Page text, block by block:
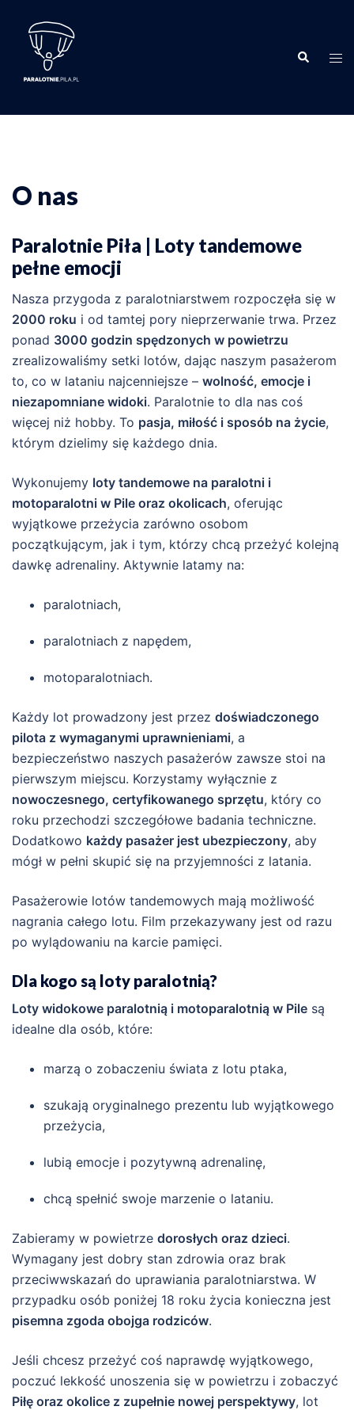
O nas
Paralotnie Piła | Loty tandemowe
pełne emocji
Nasza przygoda z paralotniarstwem rozpoczęła się w
2000 roku i od tamtej pory nieprzerwanie trwa. Przez
ponad 3000 godzin spędzonych w powietrzu
zrealizowaliśmy setki lotów, dając naszym pasażerom
to, co w lataniu najcenniejsze – wolność, emocje i
niezapomniane widoki. Paralotnie to dla nas coś
więcej niż hobby. To pasja, miłość i sposób na życie,
którym dzielimy się każdego dnia.
Wykonujemy loty tandemowe na paralotni i
motoparalotni w Pile oraz okolicach, oferując
wyjątkowe przeżycia zarówno osobom
początkującym, jak i tym, którzy chcą przeżyć kolejną
dawkę adrenaliny. Aktywnie latamy na:
paralotniach,
paralotniach z napędem,
motoparalotniach.
Każdy lot prowadzony jest przez doświadczonego
pilota z wymaganymi uprawnieniami, a
bezpieczeństwo naszych pasażerów zawsze stoi na
pierwszym miejscu. Korzystamy wyłącznie z
nowoczesnego, certyfikowanego sprzętu, który co
roku przechodzi szczegółowe badania techniczne.
Dodatkowo każdy pasażer jest ubezpieczony, aby
mógł w pełni skupić się na przyjemności z latania.
Pasażerowie lotów tandemowych mają możliwość
nagrania całego lotu. Film przekazywany jest od razu
po wylądowaniu na karcie pamięci.
Dla kogo są loty paralotnią?
Loty widokowe paralotnią i motoparalotnią w Pile są
idealne dla osób, które:
marzą o zobaczeniu świata z lotu ptaka,
szukają oryginalnego prezentu lub wyjątkowego
przeżycia,
lubią emocje i pozytywną adrenalinę,
chcą spełnić swoje marzenie o lataniu.
Zabieramy w powietrze dorosłych oraz dzieci.
Wymagany jest dobry stan zdrowia oraz brak
przeciwwskazań do uprawiania paralotniarstwa. W
przypadku osób poniżej 18 roku życia konieczna jest
pisemna zgoda obojga rodziców.
Jeśli chcesz przeżyć coś naprawdę wyjątkowego,
poczuć lekkość unoszenia się w powietrzu i zobaczyć
Piłę oraz okolice z zupełnie nowej perspektywy, lot